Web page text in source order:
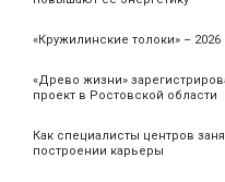
«Кружилинские толоки» – 2026
«Древо жизни»
проект в Ростовской области
Как специалисты центров
построении карьеры